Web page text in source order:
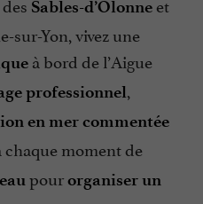
Sables-d’Olonne
sur-Yon, vivez une
à bord de l’Aigue
professionnel,
en mer commentée
chaque moment de
pourorganiser un